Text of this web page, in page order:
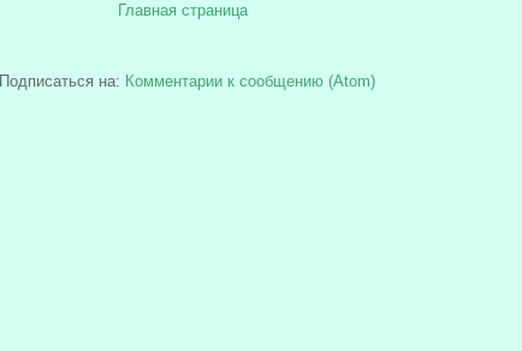
Главная страница
Подписаться на: Комментарии к сообщению (Atom)